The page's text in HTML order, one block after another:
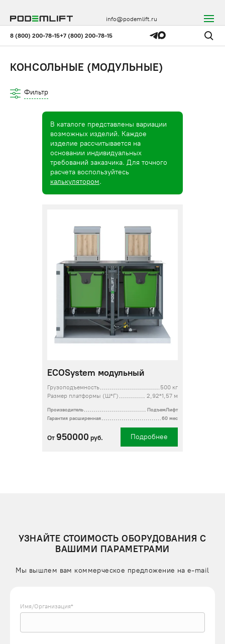
8 (800) 200-78-15+7 (800) 200-78-15
info@podemlift.ru
КОНСОЛЬНЫЕ (МОДУЛЬНЫЕ)
Фильтр
В каталоге представлены вариации
возможных изделий. Каждое
изделие рассчитывается на
основании индивидуальных
требований заказчика. Для точного
расчета воспользуйтесь
калькулятором.
ECOSystem модульный
Грузоподъемность
500 кг
Размер платформы (Ш*Г)
2,92*1,57 м
Производитель
ПодъемЛифт
Гарантия расширенная
60 мес
От 950000 руб. Подробнее
УЗНАЙТЕ СТОИМОСТЬ ОБОРУДОВАНИЯ С
ВАШИМИ ПАРАМЕТРАМИ
Мы вышлем вам коммерческое предложение на e-mail
Имя/Организация*